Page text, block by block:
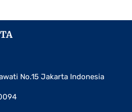
No.15 Jakarta Indonesia